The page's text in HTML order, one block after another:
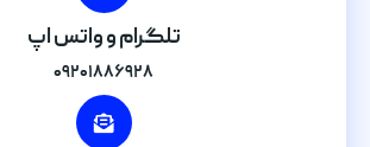
تلگرام و واتس اپ
۰۹۲۰۱۸۸۶۹۲۸